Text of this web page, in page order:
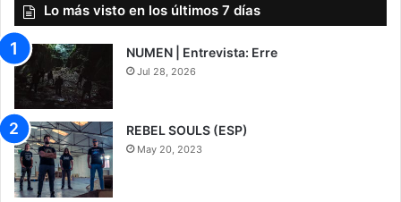
Lo más visto en los últimos 7 días
NUMEN | Entrevista: Erre
Jul 28, 2026
REBEL SOULS (ESP)
May 20, 2023